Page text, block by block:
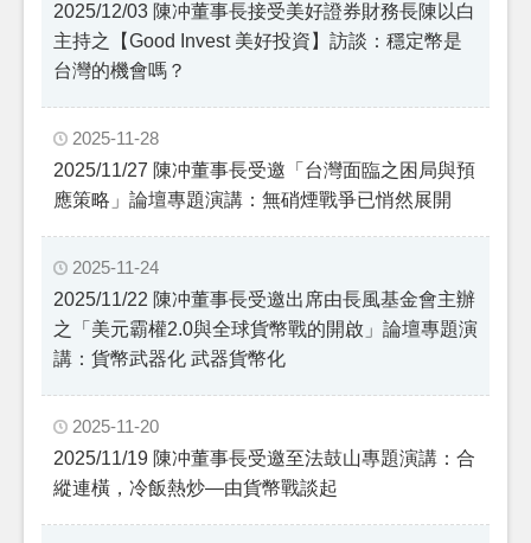
2025/12/03 陳冲董事長接受美好證券財務長陳以白
主持之【Good Invest 美好投資】訪談：穩定幣是
台灣的機會嗎？
2025-11-28
2025/11/27 陳冲董事長受邀「台灣面臨之困局與預
應策略」論壇專題演講：無硝煙戰爭已悄然展開
2025-11-24
2025/11/22 陳冲董事長受邀出席由長風基金會主辦
之「美元霸權2.0與全球貨幣戰的開啟」論壇專題演
講：貨幣武器化 武器貨幣化
2025-11-20
2025/11/19 陳冲董事長受邀至法鼓山專題演講：合
縱連橫，冷飯熱炒—由貨幣戰談起